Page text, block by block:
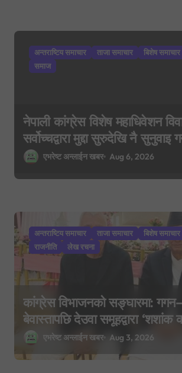
अन्तराष्टिय समाचार ताजा समाचार बिशेष समाचार
समाज
नेपाली कांग्रेस विशेष महाधिवेशन
सर्वोच्चद्वारा मुद्दा सुरुदेखि नै सुनुवाइ
पुरानो फैसला पुनरावलोकन हुने
एभरेष्ट अन्लाईन खबर Aug 6, 2026
अन्तराष्टिय समाचार ताजा समाचार बिशेष समाचार
राजनीति
लेख रचना
कांग्रेस विभाजनको सङ्घारमा:
बेवास्तापछि देउवा समूहद्वारा ‘शशांक
२९ मा नयाँ राजनीतिक यात्राको
एभरेष्ट अन्लाईन खबर Aug 3, 2026